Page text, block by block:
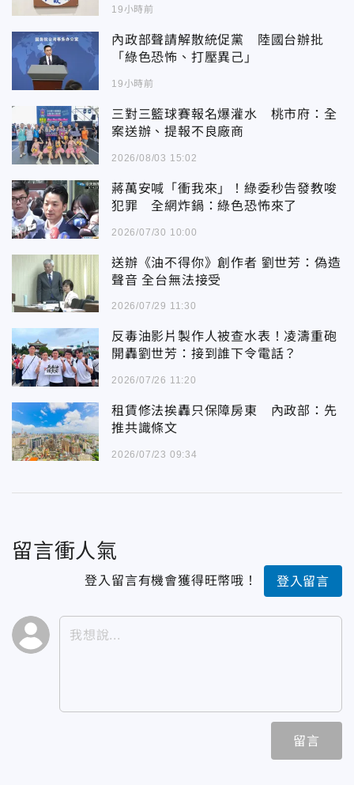
19小時前
內政部聲請解散統促黨 陸國台辦批
「綠色恐怖、打壓異己」
19小時前
三對三籃球賽報名爆灌水 桃市府：全
案送辦、提報不良廠商
2026/08/03 15:02
蔣萬安喊「衝我來」！綠委秒告發教唆
犯罪 全網炸鍋：綠色恐怖來了
2026/07/30 10:00
送辦《油不得你》創作者 劉世芳：偽造
聲音 全台無法接受
2026/07/29 11:30
反毒油影片製作人被查水表！凌濤重砲
開轟劉世芳：接到誰下令電話？
2026/07/26 11:20
租賃修法挨轟只保障房東 內政部：先
推共識條文
2026/07/23 09:34
留言衝人氣
登入留言有機會獲得旺幣哦！ 登入留言
留言